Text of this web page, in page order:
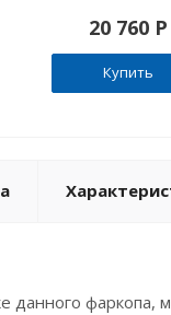
20 760 P
Купить
фаркопа,